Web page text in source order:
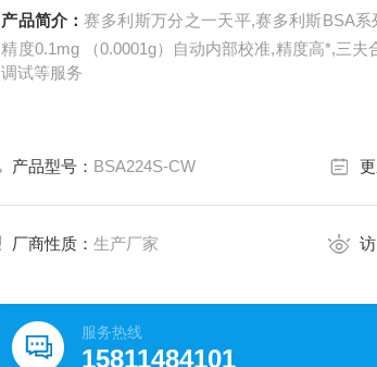
产品简介： 赛多利斯万分之一天平,赛多利斯BSA
精度0.1mg （0.0001g）自动内部校准,精度高*,三
调试等服务
产品型号： BSA224S-CW
厂商性质：生产厂家
服务热线
15811484101